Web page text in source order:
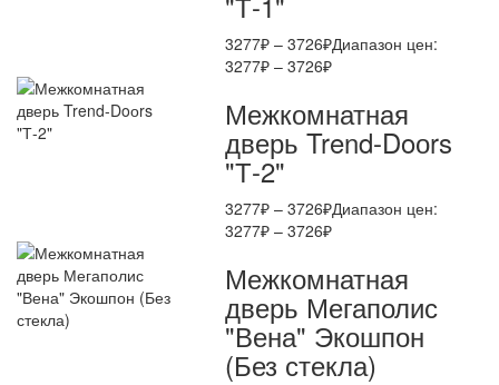
3277₽ – 3726₽Диапазон цен:
3277₽ – 3726₽
Межкомнатная
дверь Trend-Doоrs
"Т-2"
3277₽ – 3726₽Диапазон цен:
3277₽ – 3726₽
Межкомнатная
дверь Мегаполис
"Вена" Экошпон
(Без стекла)